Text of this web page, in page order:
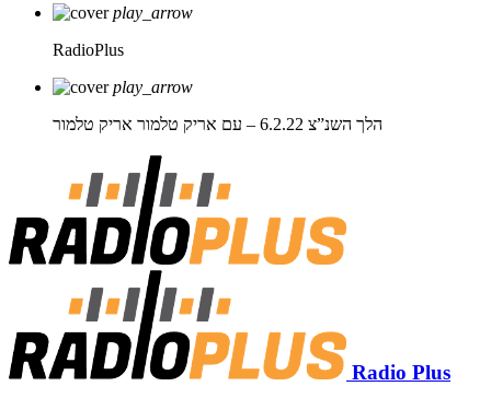
play_arrow
RadioPlus
play_arrow
הלך השנ”צ 6.2.22 – עם אריק טלמור
אריק טלמור
Radio Plus